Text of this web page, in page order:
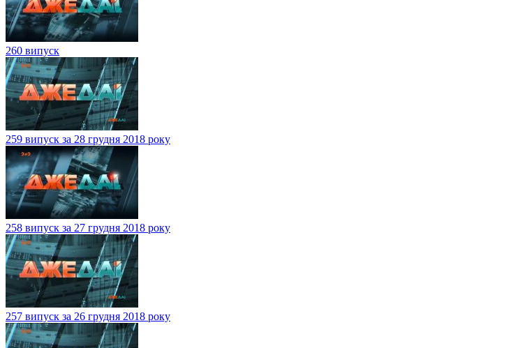
260 випуск
259 випуск за 28 грудня 2018 року
258 випуск за 27 грудня 2018 року
257 випуск за 26 грудня 2018 року